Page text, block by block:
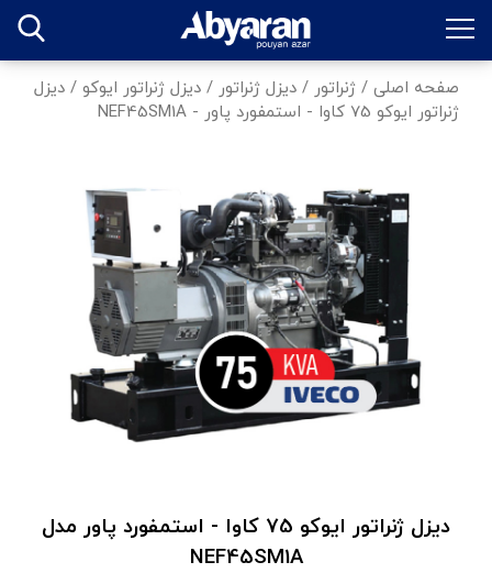
صفحه اصلی / ژنراتور / دیزل ژنراتور / دیزل ژنراتور ایوکو / دیزل
ژنراتور ایوکو 75 کاوا - استمفورد پاور - NEF45SM1A
دیزل ژنراتور ایوکو 75 کاوا - استمفورد پاور مدل
NEF45SM1A